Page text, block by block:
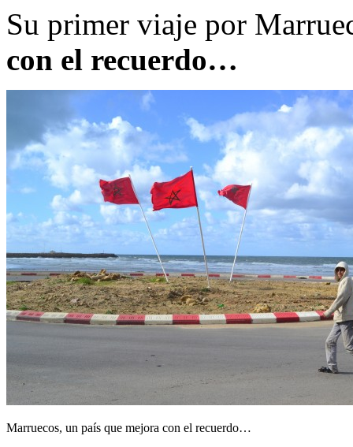
Su primer viaje por
con el recuerdo…
Marruecos, un país que mejora con el recuerdo…